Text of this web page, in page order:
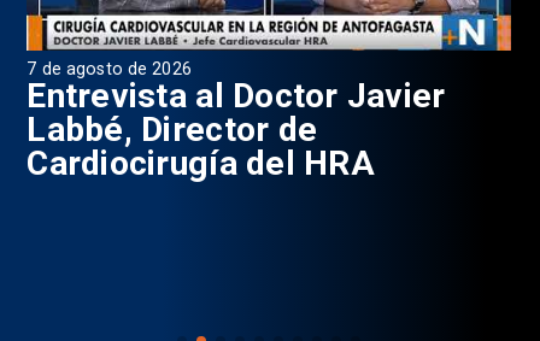
7 de agosto de 2026
Entrevista al Doctor Javier
Labbé, Director de
Cardiocirugía del HRA